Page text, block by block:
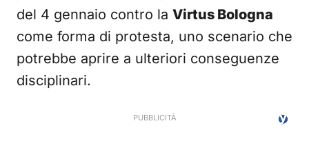
del 4 gennaio contro la Virtus Bologna
come forma di protesta, uno scenario che
potrebbe aprire a ulteriori conseguenze
disciplinari.